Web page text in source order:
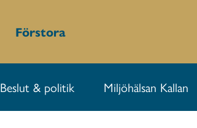
Förstora
Beslut & politik Miljöhälsan Kallan